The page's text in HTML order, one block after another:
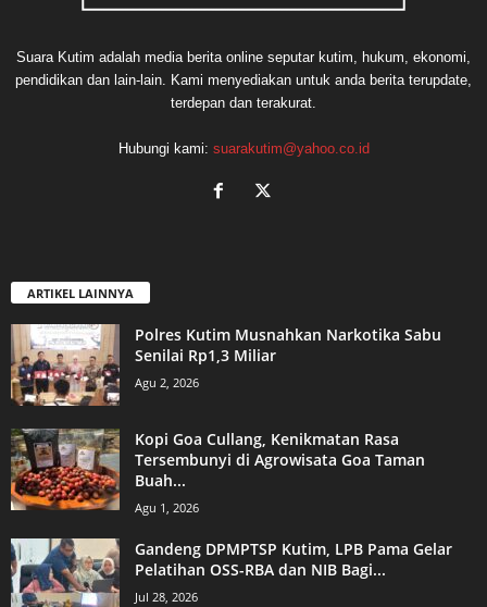
Suara Kutim adalah media berita online seputar kutim, hukum, ekonomi,
pendidikan dan lain-lain. Kami menyediakan untuk anda berita terupdate,
terdepan dan terakurat.
Hubungi kami: suarakutim@yahoo.co.id
ARTIKEL LAINNYA
Polres Kutim Musnahkan Narkotika Sabu
Senilai Rp1,3 Miliar
Agu 2, 2026
Kopi Goa Cullang, Kenikmatan Rasa
Tersembunyi di Agrowisata Goa Taman
Buah...
Agu 1, 2026
Gandeng DPMPTSP Kutim, LPB Pama Gelar
Pelatihan OSS-RBA dan NIB Bagi...
Jul 28, 2026